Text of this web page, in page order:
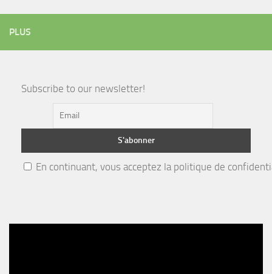
PLUS
Subscribe to our newsletter!
En continuant, vous acceptez la politique de